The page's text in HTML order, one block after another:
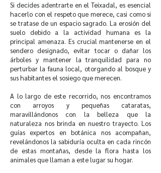
Si decides adentrarte en el Teixadal, es esencial
hacerlo con el respeto que merece, casi como si
se tratase de un espacio sagrado. La erosión del
suelo debido a la actividad humana es la
principal amenaza. Es crucial mantenerse en el
sendero designado, evitar tocar o dañar los
árboles y mantener la tranquilidad para no
perturbar la fauna local, otorgando al bosque y
sus habitantes el sosiego que merecen.
A lo largo de este recorrido, nos encontramos
con arroyos y pequeñas cataratas,
maravillándonos con la belleza que la
naturaleza nos brinda en nuestro trayecto. Los
guías expertos en botánica nos acompañan,
revelándonos la sabiduría oculta en cada rincón
de estas montañas, desde la flora hasta los
animales que llaman a este lugar su hogar.